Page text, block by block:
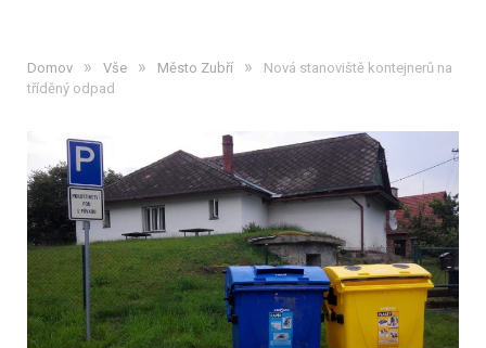
Domov » Vše » Město Zubří »
Nová stanoviště kontejnerů na
tříděný odpad